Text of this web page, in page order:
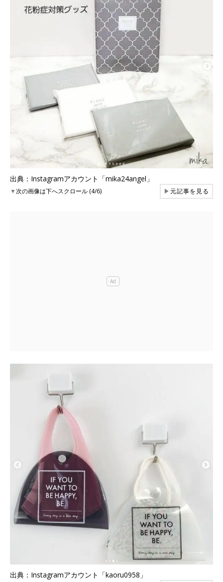
出典：Instagramアカウント「mika24angel」
▼次の画像は下へスクロール (4/6) ▶元記事を見る
出典：Instagramアカウント「kaoru0958」